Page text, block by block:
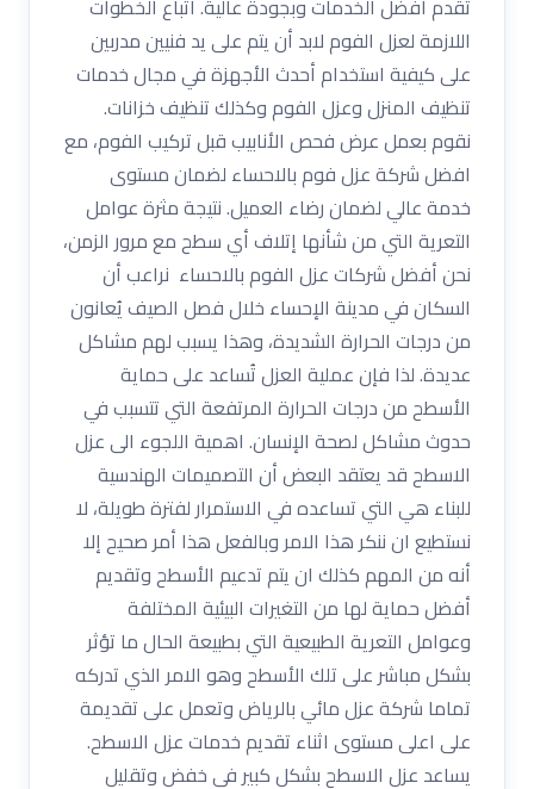
تقدم أفضل الخدمات وبجودة عالية. اتباع الخطوات
اللازمة لعزل الفوم لابد أن يتم على يد فنيين مدربين
على كيفية استخدام أحدث الأجهزة في مجال خدمات
تنظيف المنزل وعزل الفوم وكذلك تنظيف خزانات.
نقوم بعمل عرض فحص الأنابيب قبل تركيب الفوم، مع
افضل شركة عزل فوم بالاحساء لضمان مستوى
خدمة عالي لضمان رضاء العميل. نتيجة مثرة عوامل
التعرية التي من شأنها إتلاف أي سطح مع مرور الزمن،
نحن أفضل شركات عزل الفوم بالاحساء نراعب أن
السكان في مدينة الإحساء خلال فصل الصيف يُعانون
من درجات الحرارة الشديدة، وهذا يسبب لهم مشاكل
عديدة. لذا فإن عملية العزل تُساعد على حماية
الأسطح من درجات الحرارة المرتفعة التي تتسبب في
حدوث مشاكل لصحة الإنسان. اهمية اللجوء الى عزل
الاسطح قد يعتقد البعض أن التصميمات الهندسية
للبناء هي التي تساعده في الاستمرار لفترة طويلة، لا
نستطيع ان ننكر هذا الامر وبالفعل هذا أمر صحيح إلا
أنه من المهم كذلك ان يتم تدعيم الأسطح وتقديم
أفضل حماية لها من التغيرات البيئية المختلفة
وعوامل التعرية الطبيعية التي بطبيعة الحال ما تؤثر
بشكل مباشر على تلك الأسطح وهو الامر الذي تدركه
تماما شركة عزل مائي بالرياض وتعمل على تقديمة
على اعلى مستوى اثناء تقديم خدمات عزل الاسطح.
يساعد عزل الاسطح بشكل كبير في خفض وتقليل